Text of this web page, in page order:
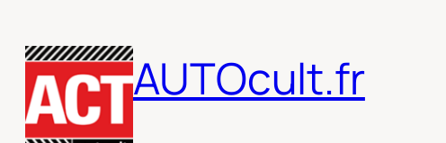
au
contenu
AUTOcult.fr